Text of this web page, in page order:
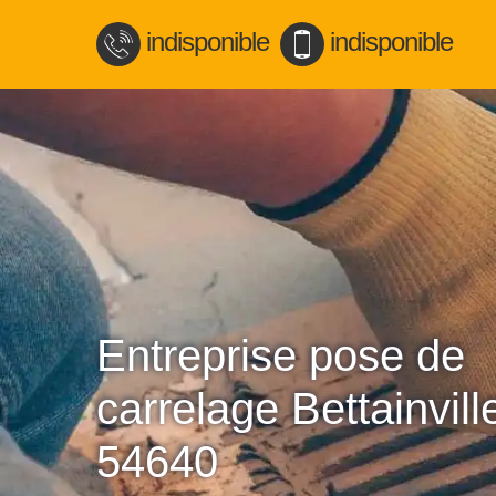
indisponible indisponible
Entreprise pose de
carrelage
54640